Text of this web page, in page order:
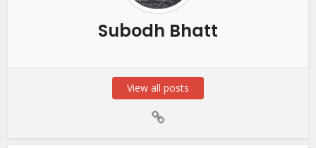
Subodh Bhatt
View all posts